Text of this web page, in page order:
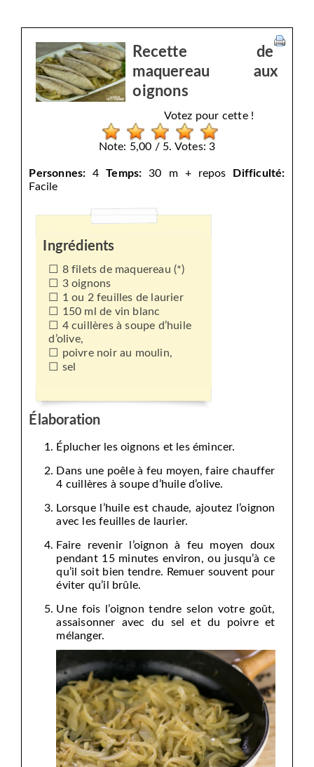
Recette de
maquereau aux
oignons
Votez pour cette !
Note: 5,00 / 5. Votes: 3
Personnes: 4 Temps: 30 m + repos
Difficulté:
Facile
Ingrédients
8 filets de maquereau (*)
3 oignons
1 ou 2 feuilles de laurier
150 ml de vin blanc
4 cuillères à soupe d’huile
d’olive,
poivre noir au moulin,
sel
Élaboration
Éplucher les oignons et les émincer.
Dans une poêle à feu moyen, faire chauffer
4 cuillères à soupe d’huile d’olive.
Lorsque l’huile est chaude, ajoutez l’oignon
avec les feuilles de laurier.
Faire revenir l’oignon à feu moyen doux
pendant 15 minutes environ, ou jusqu’à ce
qu’il soit bien tendre. Remuer souvent pour
éviter qu’il brûle.
Une fois l’oignon tendre selon votre goût,
assaisonner avec du sel et du poivre et
mélanger.